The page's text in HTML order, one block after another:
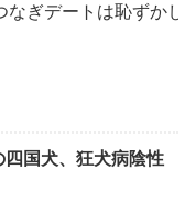
なぎデートは恥ずかし
四国犬、狂犬病陰性